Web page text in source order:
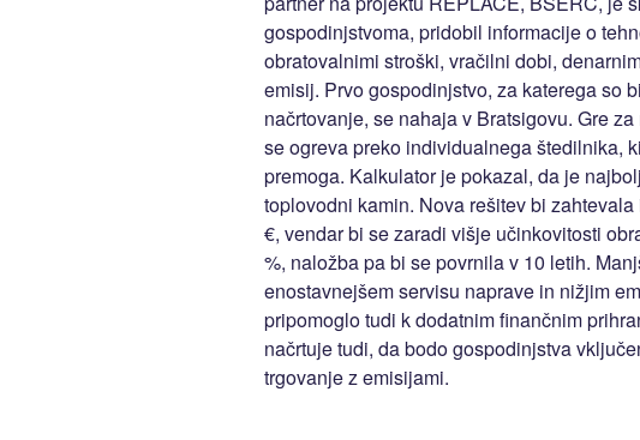
gospodinjstvoma, pridobil informacije o
obratovalnimi stroški, vračilni dobi,
emisij. Prvo gospodinjstvo, za katerega so
načrtovanje, se nahaja v Bratsigovu. Gre
se ogreva preko individualnega štedilnika,
premoga. Kalkulator je pokazal, da je
toplovodni kamin. Nova rešitev bi
€, vendar bi se zaradi višje učinkovitosti
%, naložba pa bi se povrnila v 10 letih.
enostavnejšem servisu naprave in nižjim
pripomoglo tudi k dodatnim finančnim
načrtuje tudi, da bodo gospodinjstva
trgovanje z emisijami.